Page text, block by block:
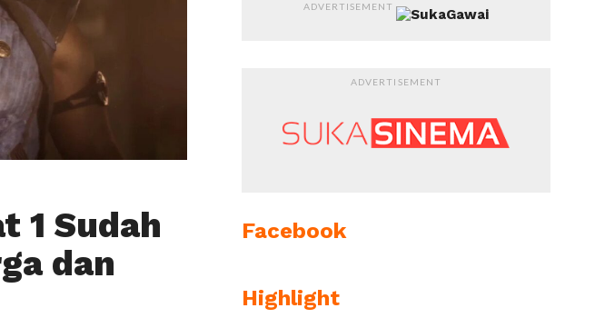
1 Sudah
dan
ADVERTISEMENT
ADVERTISEMENT
Facebook
Highlight